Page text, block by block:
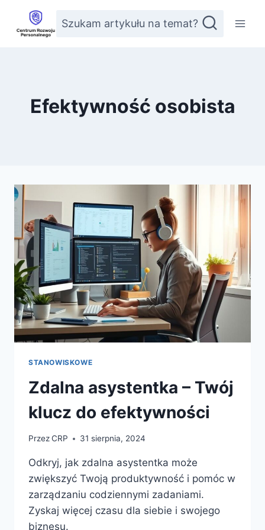
Przejdź
treści
Szukam artykułu na temat?
Efektywność osobista
STANOWISKOWE
Zdalna asystentka – Twój
klucz do efektywności
PrzezCRP 31 sierpnia, 2024
Odkryj, jak zdalna asystentka może
zwiększyć Twoją produktywność i pomóc w
zarządzaniu codziennymi zadaniami.
Zyskaj więcej czasu dla siebie i swojego
biznesu.